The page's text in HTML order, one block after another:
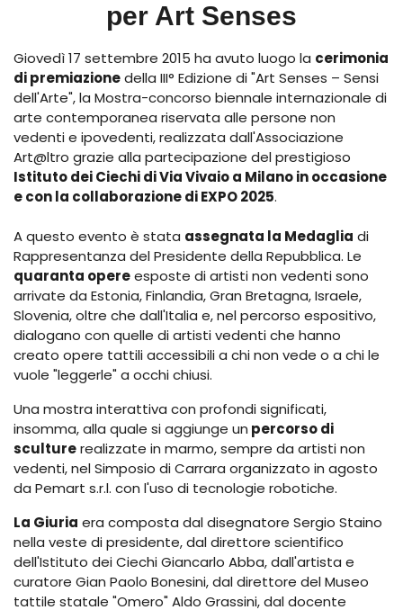
per Art Senses
Giovedì 17 settembre 2015 ha avuto luogo la cerimonia
di premiazionedella III° Edizione di "Art Senses – Sensi
dell'Arte", la Mostra-concorso biennale internazionale di
arte contemporanea riservata alle persone non
vedenti e ipovedenti, realizzata dall'Associazione
Art@ltro grazie alla partecipazione del prestigioso
Istituto dei Ciechi di Via Vivaio a Milano in occasione
e con la collaborazione di EXPO 2025.
A questo evento è stata assegnata la Medaglia di
Rappresentanza del Presidente della Repubblica. Le
quaranta opereesposte di artisti non vedenti sono
arrivate da Estonia, Finlandia, Gran Bretagna, Israele,
Slovenia, oltre che dall'Italia e, nel percorso espositivo,
dialogano con quelle di artisti vedenti che hanno
creato opere tattili accessibili a chi non vede o a chi le
vuole "leggerle" a occhi chiusi.
Una mostra interattiva con profondi significati,
insomma, alla quale si aggiunge un percorso di
sculturerealizzate in marmo, sempre da artisti non
vedenti, nel Simposio di Carrara organizzato in agosto
da Pemart s.r.l. con l'uso di tecnologie robotiche.
La Giuria era composta dal disegnatore Sergio Staino
nella veste di presidente, dal direttore scientifico
dell'Istituto dei Ciechi Giancarlo Abba, dall'artista e
curatore Gian Paolo Bonesini, dal direttore del Museo
tattile statale "Omero" Aldo Grassini, dal docente